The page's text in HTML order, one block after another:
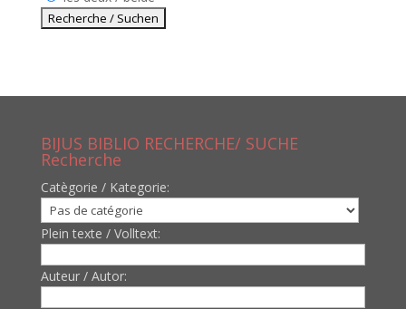
BIJUS BIBLIO RECHERCHE/ SUCHE
Recherche
Catègorie / Kategorie:
Plein texte / Volltext:
Auteur / Autor: